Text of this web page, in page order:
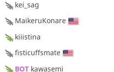
kei_sag
MaikeruKonare
kiiistina
fisticuffsmate
BOT kawasemi